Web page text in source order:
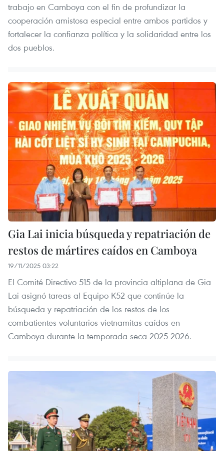
trabajo en Camboya con el fin de profundizar la
cooperación amistosa especial entre ambos partidos y
fortalecer la confianza política y la solidaridad entre los
dos pueblos.
Gia Lai inicia búsqueda y repatriación de
restos de mártires caídos en Camboya
19/11/2025 03:22
El Comité Directivo 515 de la provincia altiplana de Gia
Lai asignó tareas al Equipo K52 que continúe la
búsqueda y repatriación de los restos de los
combatientes voluntarios vietnamitas caídos en
Camboya durante la temporada seca 2025-2026.